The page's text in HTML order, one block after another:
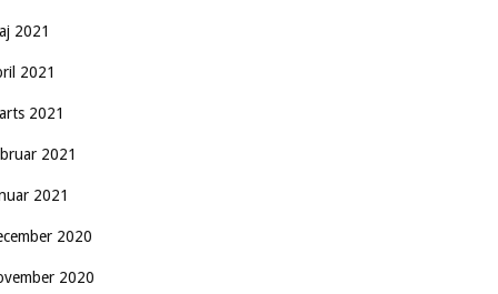
2021
2021
2021
2021
2021
2020
2020